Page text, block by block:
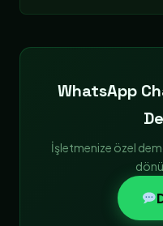
WhatsApp
İşletmenize özel